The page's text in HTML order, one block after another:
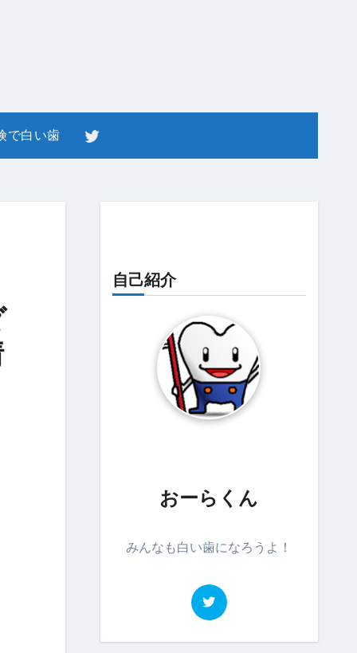
で白い歯
自己紹介
おーらくん
みんなも白い歯になろうよ！